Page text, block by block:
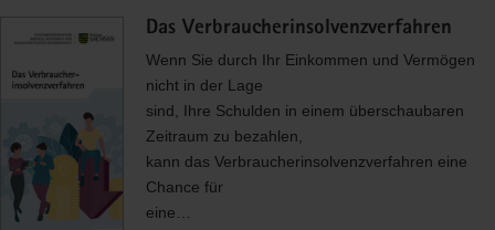
Das Verbraucherinsolvenzverfahren
Wenn Sie durch Ihr Einkommen und Vermögen
nicht in der Lage
sind, Ihre Schulden in einem überschaubaren
Zeitraum zu bezahlen,
kann das Verbraucherinsolvenzverfahren eine
Chance für
eine…